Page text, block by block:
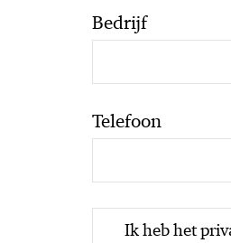
Bedrijf
Telefoon
Ik heb het